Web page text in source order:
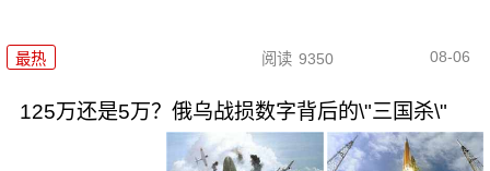
最热 阅读 9350 08-06
125万还是5万？俄乌战损数字背后的\"三国杀\"